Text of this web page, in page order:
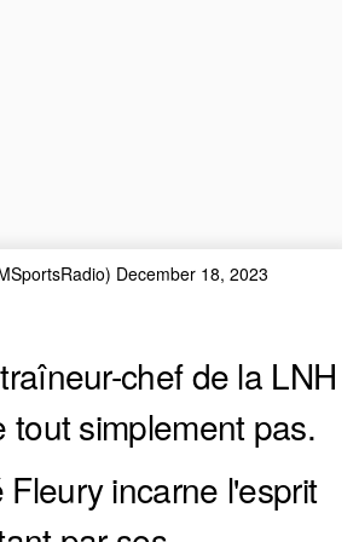
December 18, 2023
chef de la LNH
tout simplement pas.
Fleury incarne l'esprit